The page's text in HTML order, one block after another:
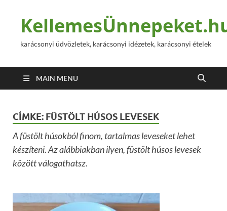
karácsonyi üdvözletek, karácsonyi idézetek, karácsonyi ételek
MAIN MENU
CÍMKE: FÜSTÖLT HÚSOS LEVESEK
A füstölt húsokból finom, tartalmas leveseket lehet
készíteni. Az alábbiakban ilyen, füstölt húsos levesek
között válogathatsz.